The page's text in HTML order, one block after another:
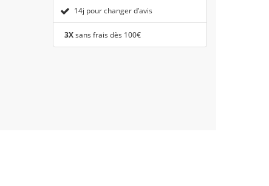
14j pour changer d’avis
3Xsans frais dès 100€